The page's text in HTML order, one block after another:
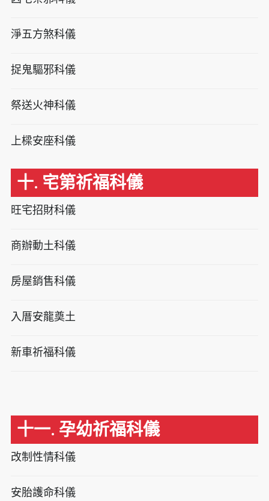
淨五方煞科儀
捉鬼驅邪科儀
祭送火神科儀
上樑安座科儀
十. 宅第祈福科儀
旺宅招財科儀
商辦動土科儀
房屋銷售科儀
入厝安龍奠土
新車祈福科儀
十一. 孕幼祈福科儀
改制性情科儀
安胎護命科儀